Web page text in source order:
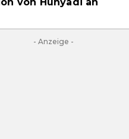
- Anzeige -